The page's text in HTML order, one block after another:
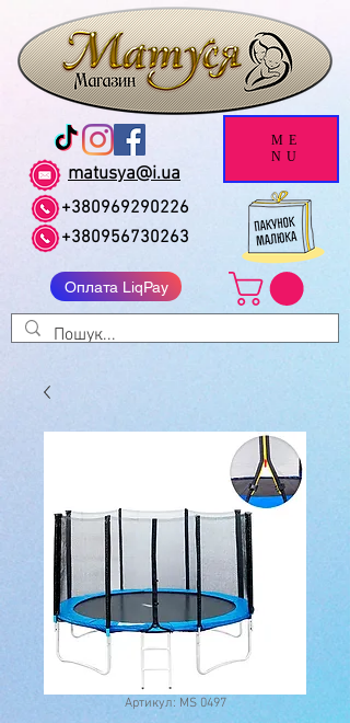
matusya@i.ua
+380969290226
+380956730263
Оплата LiqPay
ME
NU
Артикул: MS 0497